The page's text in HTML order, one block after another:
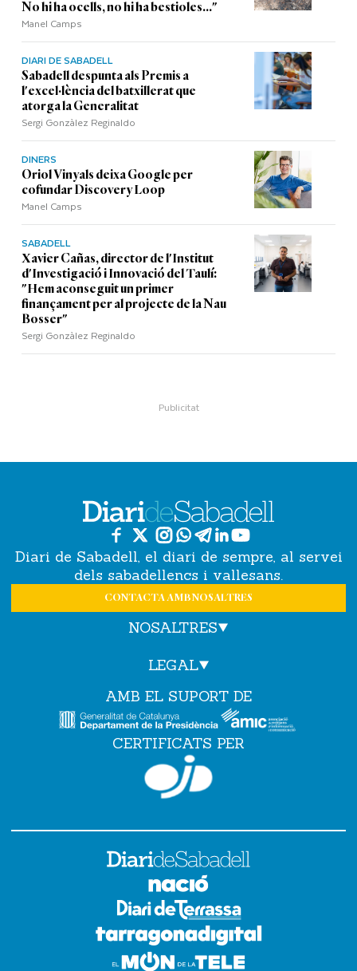
No hi ha ocells, no hi ha bestioles..."
Manel Camps
DIARI DE SABADELL
Sabadell despunta als Premis a
l'excel·lència del batxillerat que
atorga la Generalitat
Sergi Gonzàlez Reginaldo
DINERS
Oriol Vinyals deixa Google per
cofundar Discovery Loop
Manel Camps
SABADELL
Xavier Cañas, director de l'Institut
d'Investigació i Innovació del Taulí:
"Hem aconseguit un primer
finançament per al projecte de la Nau
Bosser"
Sergi Gonzàlez Reginaldo
Diari de Sabadell, el diari de sempre, al servei
dels sabadellencs i vallesans.
CONTACTA AMB NOSALTRES
NOSALTRES
LEGAL
AMB EL SUPORT DE
CERTIFICATS PER